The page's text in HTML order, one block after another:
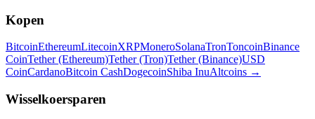
Kopen
BitcoinEthereumLitecoinXRPMoneroSolanaTronToncoinBinance
CoinTether (Ethereum)Tether (Tron)Tether (Binance)USD
CoinCardanoBitcoin CashDogecoinShiba InuAltcoins →
Wisselkoersparen